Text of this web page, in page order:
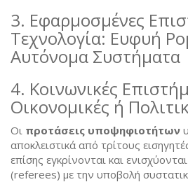
3. Εφαρμοσμένες
Τεχνολογία: Ευφυή
Αυτόνομα Συστήματα
4. Κοινωνικές
Οικονομικές ή
Οι προτάσεις υποψηφιοτήτων
αποκλειστικά από τρίτους
επίσης εγκρίνονται και
(referees) με την υποβολή